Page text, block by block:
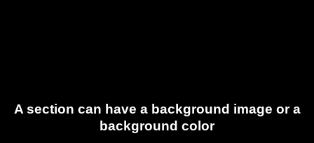
A section can have a background image or a
background color